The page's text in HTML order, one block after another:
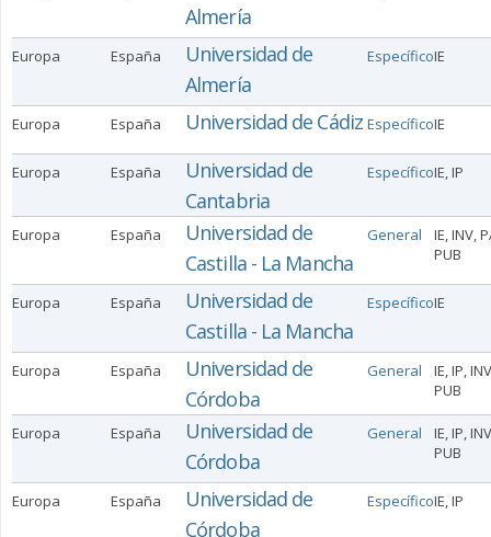
Almería
Europa España
Universidad de
Almería
EspecíficoIE
Europa España Universidad de Cádiz EspecíficoIE
Europa España
Universidad de
Cantabria
EspecíficoIE, IP
Europa España
Universidad de
Castilla - La Mancha
General
IE, INV,
PUB
Europa España
Universidad de
Castilla - La Mancha
EspecíficoIE
Europa España
Universidad de
Córdoba
General
IE, IP,
PUB
Europa España
Universidad de
Córdoba
General
IE, IP,
PUB
Europa España
Universidad de
Córdoba
EspecíficoIE, IP